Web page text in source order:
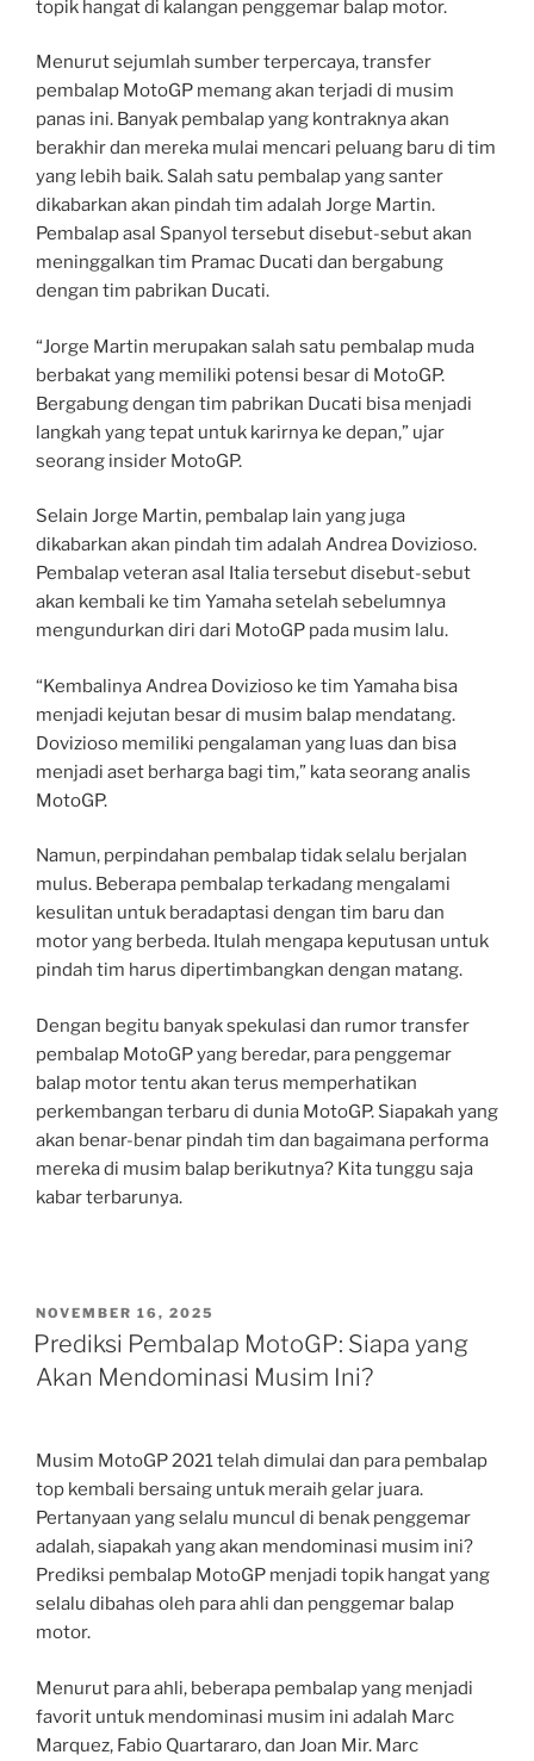
topik hangat di kalangan penggemar balap motor.
Menurut sejumlah sumber terpercaya, transfer
pembalap MotoGP memang akan terjadi di musim
panas ini. Banyak pembalap yang kontraknya akan
berakhir dan mereka mulai mencari peluang baru di tim
yang lebih baik. Salah satu pembalap yang santer
dikabarkan akan pindah tim adalah Jorge Martin.
Pembalap asal Spanyol tersebut disebut-sebut akan
meninggalkan tim Pramac Ducati dan bergabung
dengan tim pabrikan Ducati.
“Jorge Martin merupakan salah satu pembalap muda
berbakat yang memiliki potensi besar di MotoGP.
Bergabung dengan tim pabrikan Ducati bisa menjadi
langkah yang tepat untuk karirnya ke depan,” ujar
seorang insider MotoGP.
Selain Jorge Martin, pembalap lain yang juga
dikabarkan akan pindah tim adalah Andrea Dovizioso.
Pembalap veteran asal Italia tersebut disebut-sebut
akan kembali ke tim Yamaha setelah sebelumnya
mengundurkan diri dari MotoGP pada musim lalu.
“Kembalinya Andrea Dovizioso ke tim Yamaha bisa
menjadi kejutan besar di musim balap mendatang.
Dovizioso memiliki pengalaman yang luas dan bisa
menjadi aset berharga bagi tim,” kata seorang analis
MotoGP.
Namun, perpindahan pembalap tidak selalu berjalan
mulus. Beberapa pembalap terkadang mengalami
kesulitan untuk beradaptasi dengan tim baru dan
motor yang berbeda. Itulah mengapa keputusan untuk
pindah tim harus dipertimbangkan dengan matang.
Dengan begitu banyak spekulasi dan rumor transfer
pembalap MotoGP yang beredar, para penggemar
balap motor tentu akan terus memperhatikan
perkembangan terbaru di dunia MotoGP. Siapakah yang
akan benar-benar pindah tim dan bagaimana performa
mereka di musim balap berikutnya? Kita tunggu saja
kabar terbarunya.
POSTED
ON
NOVEMBER 16, 2025
Prediksi Pembalap MotoGP: Siapa yang
Akan Mendominasi Musim Ini?
Musim MotoGP 2021 telah dimulai dan para pembalap
top kembali bersaing untuk meraih gelar juara.
Pertanyaan yang selalu muncul di benak penggemar
adalah, siapakah yang akan mendominasi musim ini?
Prediksi pembalap MotoGP menjadi topik hangat yang
selalu dibahas oleh para ahli dan penggemar balap
motor.
Menurut para ahli, beberapa pembalap yang menjadi
favorit untuk mendominasi musim ini adalah Marc
Marquez, Fabio Quartararo, dan Joan Mir. Marc